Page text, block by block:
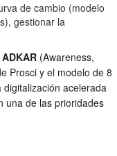
de cambio (modelo
gestionar la
ADKAR (Awareness,
Prosci y el modelo de 8
acelerada
una de las prioridades